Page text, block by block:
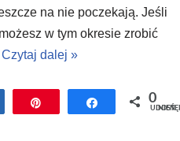
na nie poczekają. Jeśli
w tym okresie zrobić
Czytaj dalej »
Udostępnij Przypnij Udostępnij
0
UDOSTĘPNIEŃ